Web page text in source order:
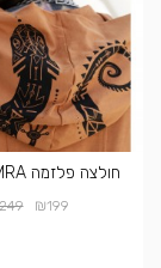
חולצה פלזמה Zikit HAMRA
₪199